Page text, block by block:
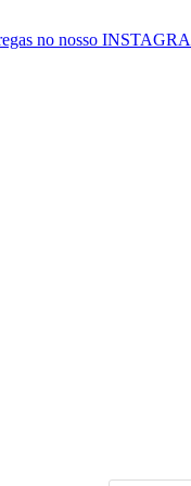
no nosso